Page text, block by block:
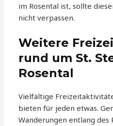
im Rosental ist, sollte
nicht verpassen.
Weitere
rund um St.
Rosental
Vielfältige
bieten für jeden etwas.
Wanderungen entlang des